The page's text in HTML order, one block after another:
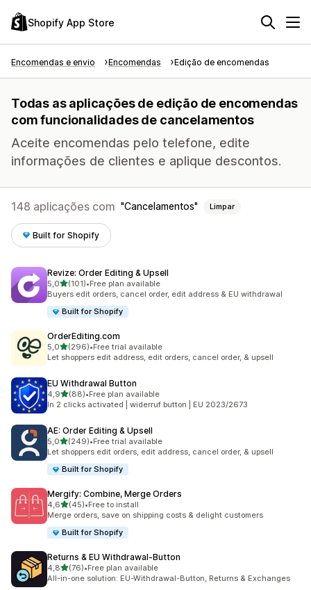
Shopify App Store
Encomendas e envio Encomendas Edição de encomendas
Todas as aplicações de edição de encomendas
com funcionalidades de cancelamentos
Aceite encomendas pelo telefone, edite
informações de clientes e aplique descontos.
148 aplicações com Cancelamentos Limpar
Built for Shopify
Revize: Order Editing & Upsell
5,0de 5 estrelas
(101)
101 total de avaliações
•Free plan available
Buyers edit orders, cancel order, edit address & EU withdrawal
Built for Shopify
OrderEditing.com
5,0de 5 estrelas
(296)
296 total de avaliações
•Free trial available
Let shoppers edit address, edit orders, cancel order, & upsell
EU Withdrawal Button
4,9de 5 estrelas
(88)
88 total de avaliações
•Free plan available
In 2 clicks activated | widerruf button | EU 2023/2673
AE: Order Editing & Upsell
5,0de 5 estrelas
(249)
249 total de avaliações
•Free trial available
Let shoppers edit orders, edit address, cancel order, & upsell
Built for Shopify
Mergify: Combine, Merge Orders
4,6de 5 estrelas
(45)
45 total de avaliações
•Free to install
Merge orders, save on shipping costs & delight customers
Built for Shopify
Returns & EU Withdrawal‑Button
4,8de 5 estrelas
(76)
76 total de avaliações
•Free plan available
All-in-one solution: EU-Withdrawal-Button, Returns & Exchanges